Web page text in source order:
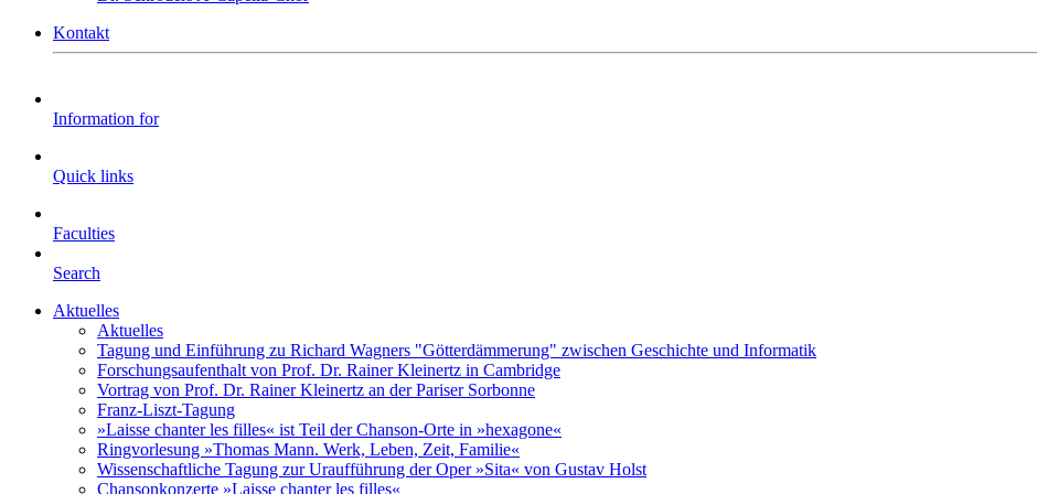
Kontakt
Information for
Quick links
Faculties
Search
Aktuelles
Aktuelles
Tagung und Einführung zu Richard Wagners "Götterdämmerung" zwischen Geschichte und Informatik
Forschungsaufenthalt von Prof. Dr. Rainer Kleinertz in Cambridge
Vortrag von Prof. Dr. Rainer Kleinertz an der Pariser Sorbonne
Franz-Liszt-Tagung
»Laisse chanter les filles« ist Teil der Chanson-Orte in »hexagone«
Ringvorlesung »Thomas Mann. Werk, Leben, Zeit, Familie«
Wissenschaftliche Tagung zur Uraufführung der Oper »Sita« von Gustav Holst
Chansonkonzerte »Laisse chanter les filles«